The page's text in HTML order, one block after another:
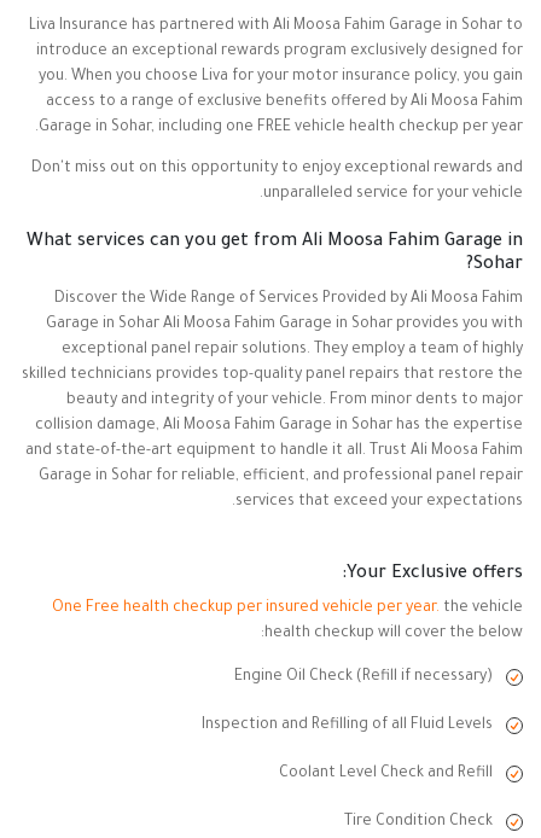
Liva Insurance has partnered with Ali Moosa Fahim Garage in Sohar to
introduce an exceptional rewards program exclusively designed for
you. When you choose Liva for your motor insurance policy, you gain
access to a range of exclusive benefits offered by Ali Moosa Fahim
Garage in Sohar, including one FREE vehicle health checkup per year.
Don't miss out on this opportunity to enjoy exceptional rewards and
unparalleled service for your vehicle.
What services can you get from Ali Moosa Fahim Garage in
Sohar?
Discover the Wide Range of Services Provided by Ali Moosa Fahim
Garage in Sohar Ali Moosa Fahim Garage in Sohar provides you with
exceptional panel repair solutions. They employ a team of highly
skilled technicians provides top-quality panel repairs that restore the
beauty and integrity of your vehicle. From minor dents to major
collision damage, Ali Moosa Fahim Garage in Sohar has the expertise
and state-of-the-art equipment to handle it all. Trust Ali Moosa Fahim
Garage in Sohar for reliable, efficient, and professional panel repair
services that exceed your expectations.
Your Exclusive offers:
One Free health checkup per insured vehicle per year. the vehicle
health checkup will cover the below:
Engine Oil Check (Refill if necessary)
Inspection and Refilling of all Fluid Levels
Coolant Level Check and Refill
Tire Condition Check